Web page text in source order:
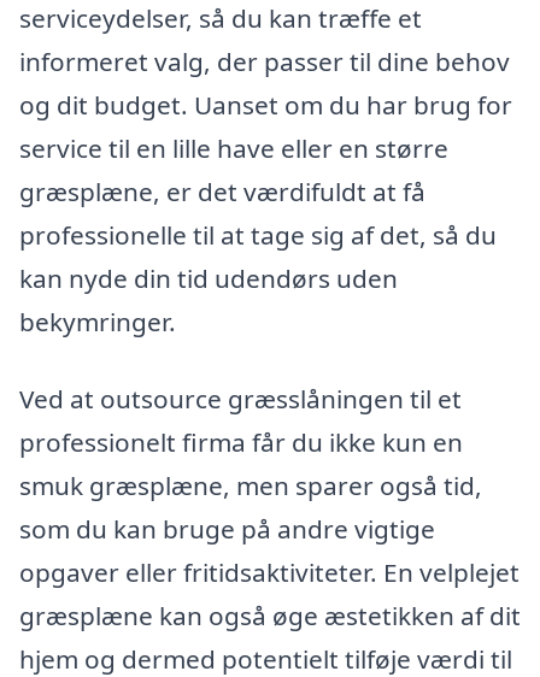
serviceydelser, så du kan træffe et
informeret valg, der passer til dine behov
og dit budget. Uanset om du har brug for
service til en lille have eller en større
græsplæne, er det værdifuldt at få
professionelle til at tage sig af det, så du
kan nyde din tid udendørs uden
bekymringer.
Ved at outsource græsslåningen til et
professionelt firma får du ikke kun en
smuk græsplæne, men sparer også tid,
som du kan bruge på andre vigtige
opgaver eller fritidsaktiviteter. En velplejet
græsplæne kan også øge æstetikken af dit
hjem og dermed potentielt tilføje værdi til